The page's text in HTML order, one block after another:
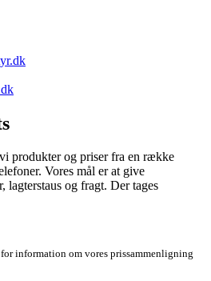
produkter og priser fra en række
Vores mål er at give
lagterstaus og fragt. Der tages
information om vores prissammenligning